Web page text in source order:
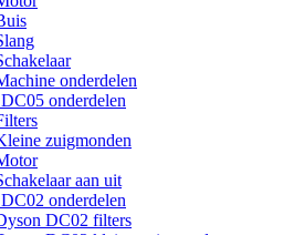
onderdelen
onderdelen
zuigmonden
aan uit
onderdelen
DC02 filters